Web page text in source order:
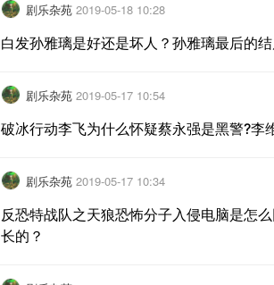
剧乐杂苑 2019-05-18 10:28
白发孙雅璃是好还是坏人？孙雅璃最后的
剧乐杂苑 2019-05-17 10:54
破冰行动李飞为什么怀疑蔡永强是黑警?李
剧乐杂苑 2019-05-17 10:34
反恐特战队之天狼恐怖分子入侵电脑是怎
长的？